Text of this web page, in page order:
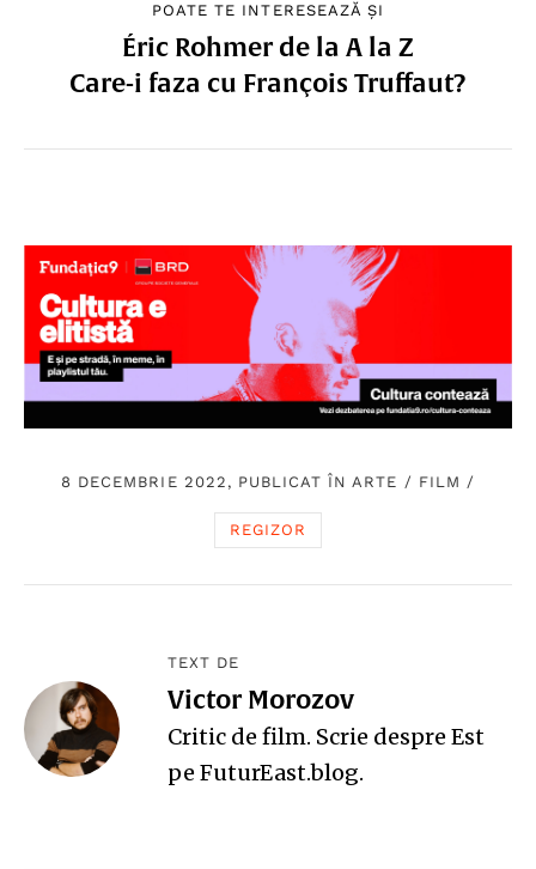
POATE TE INTERESEAZĂ ȘI
Éric Rohmer de la A la Z
Care-i faza cu François Truffaut?
8 DECEMBRIE 2022, PUBLICAT ÎNARTE / FILM /
REGIZOR
TEXT DE
Victor Morozov
Critic de film. Scrie despre Est
pe FuturEast.blog.